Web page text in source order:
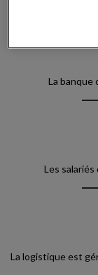
La banque
Les salariés
La logistique est